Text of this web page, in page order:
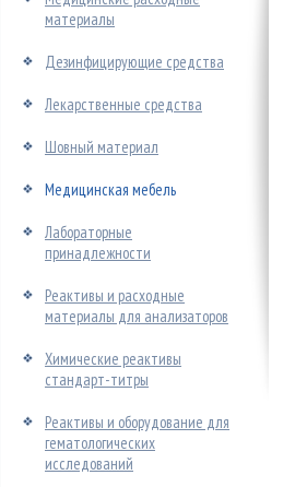
материалы
Дезинфицирующие средства
Лекарственные средства
Шовный материал
Медицинская мебель
Лабораторные
принадлежности
Реактивы и расходные
материалы для анализаторов
Химические реактивы
стандарт-титры
Реактивы и оборудование для
гематологических
исследований